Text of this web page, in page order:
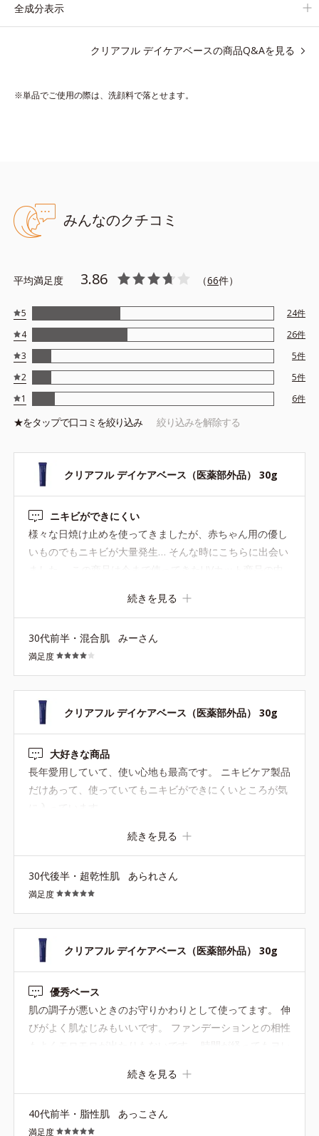
す。
●無油分、無香料 ●紫外線吸収剤不使用●グリチルリチン酸ジカリウ
ションを整える整肌成分●ヨクイニンエキス配合＝植物性保湿成分●
分●ACケアネットベース＝凹凸を補正し、うるおいを保つ処方●アル
コールフリー●SPF28・PA+++
※アレルギーテスト済＝全ての方にアレルギーが起こらないという
※ノンコメドジェニックテスト済＝すべての人にコメド（ニキビの
もと）ができないというわけではありません。
全成分表示
クリアフル デイケアベースの商品Q&Aを見る
※単品でご使用の際は、洗顔料で落とせます。
みんなのクチコミ
平均満足度 3.86 （66件）
5 24件
4
26件
3
5件
2
5件
1
6件
★をタップで口コミを絞り込み 絞り込みを解除する
クリアフル デイケアベース（医薬部外品） 30g
ニキビができにくい
様々な日焼け止めを使ってきましたが、赤ちゃん用の優し
いものでもニキビが大量発生… そんな時にこちらに出会い
ました。 この商品は今まで使ってきたUVカット商品の中
が臭くならないのも大好きなポイント！ 残念なのは白いの
らないくらい、肌荒れしにくいところがとにかく好きで
す。 いらない成分を入れないで欲しいので、リニューアル
はしないでーと思ってます。 日焼け止めでニキビができて
困っている方にオススメです！
続きを見る
30代前半・混合肌 みーさん
満足度
クリアフル デイケアベース（医薬部外品） 30g
大好きな商品
長年愛用していて、使い心地も最高です。 ニキビケア製品
だけあって、使っていてもニキビができにくいところが気
続きを見る
30代後半・超乾性肌 あられさん
満足度
クリアフル デイケアベース（医薬部外品） 30g
優秀ベース
肌の調子が悪いときのお守りかわりとして使ってます。 伸
びがよく肌なじみもいいです。 ファンデーションとの相性
続きを見る
40代前半・脂性肌 あっこさん
満足度